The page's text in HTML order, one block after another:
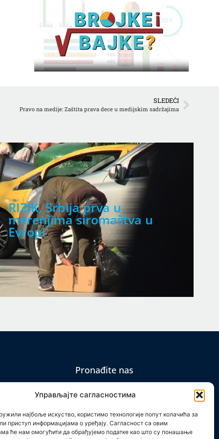
Управљајте сагласностима
најбоље искуство, користимо технологије попут колачића за
приступ информацијама о уређају. Сагласност са овим
ће нам омогућити да обрађујемо податке као што су понашање
SLEDEĆI
Pravo na medije: Zaštita prava dece u medijskim sadržajima
RIZIK, Srbija prva u
merenjima siromaštva u
Evropi
Pronađite nas